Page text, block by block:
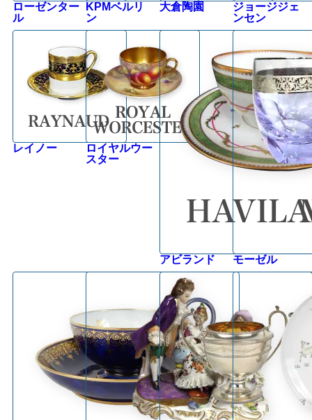
ローゼンター
ル
KPMベルリ
ン
大倉陶園
ジョージジェ
ンセン
レイノー
ロイヤルウー
スター
アビランド モーゼル